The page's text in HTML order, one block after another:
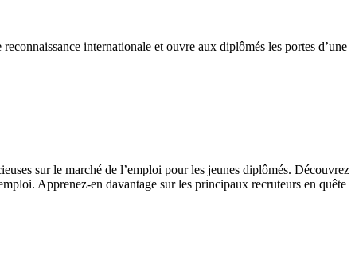
internationale et ouvre aux diplômés les portes d’une
sur le marché de l’emploi pour les jeunes diplômés. Découvrez
Apprenez-en davantage sur les principaux recruteurs en quête